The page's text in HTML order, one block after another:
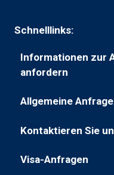
Schnelllinks:
Informationen zur
anfordern
(wird
einem
Tab
Allgemeine
(wird
einem
neuen
Kontaktieren Sie
(öffnet
einem
Visa-Anfragen
(öffnet